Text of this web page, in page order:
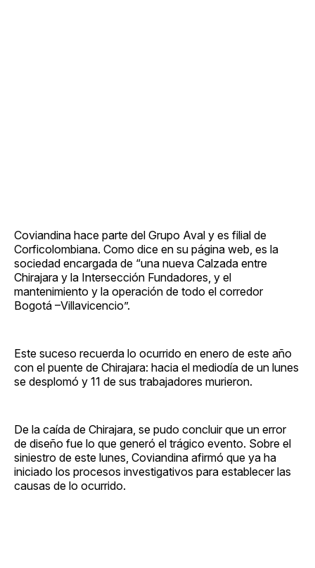
Coviandina hace parte del Grupo Aval y es filial de
Corficolombiana. Como dice en su página web, es la
sociedad encargada de “una nueva Calzada entre
Chirajara y la Intersección Fundadores, y el
mantenimiento y la operación de todo el corredor
Bogotá –Villavicencio”.
Este suceso recuerda lo ocurrido en enero de este año
con el puente de Chirajara: hacia el mediodía de un lunes
se desplomó y 11 de sus trabajadores murieron.
De la caída de Chirajara, se pudo concluir que un error
de diseño fue lo que generó el trágico evento. Sobre el
siniestro de este lunes, Coviandina afirmó que ya ha
iniciado los procesos investigativos para establecer las
causas de lo ocurrido.